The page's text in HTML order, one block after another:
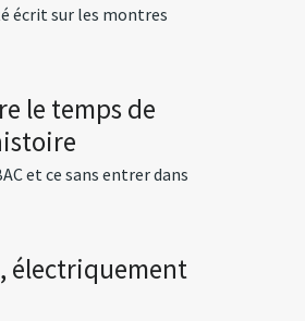
écrit sur les montres
le temps de
et ce sans entrer dans
électriquement